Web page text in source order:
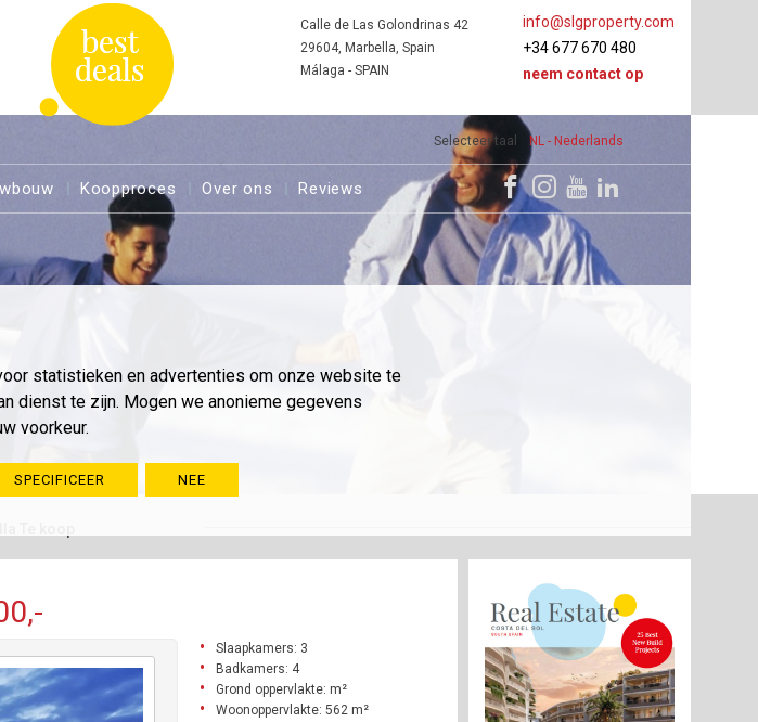
statistieken en advertenties om onze website te
dienst te zijn. Mogen we anonieme gegevens
voorkeur.
SPECIFICEER NEE
Selecteer taal NL - Nederlands
info@slgproperty.com
+34 677 670 480
neem contact op
Calle de Las Golondrinas 42
29604, Marbella, Spain
Málaga - SPAIN
Koopproces Over ons Reviews
Slaapkamers: 3
Badkamers: 4
Grond oppervlakte: m²
Woonoppervlakte: 562 m²